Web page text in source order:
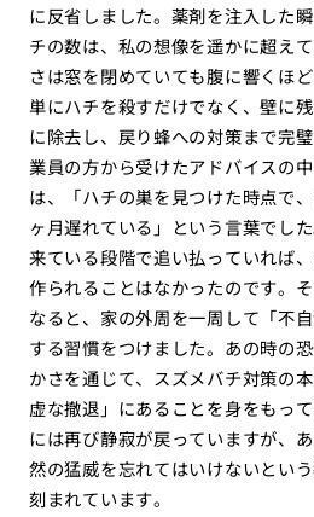
に反省しました。薬剤を注入した
チの数は、私の想像を遥かに超え
さは窓を閉めていても腹に響くほ
単にハチを殺すだけでなく、壁に
に除去し、戻り蜂への対策まで完
業員の方から受けたアドバイスの
は、「ハチの巣を見つけた時点で
ヶ月遅れている」という言葉でし
来ている段階で追い払っていれば
作られることはなかったのです。
なると、家の外周を一周して「不
する習慣をつけました。あの時の
かさを通じて、スズメバチ対策の
虚な撤退」にあることを身をもっ
には再び静寂が戻っていますが、
然の猛威を忘れてはいけないとい
刻まれています。